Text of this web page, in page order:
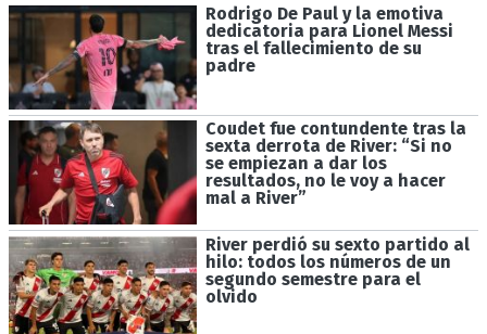
Rodrigo De Paul y la emotiva
dedicatoria para Lionel Messi
tras el fallecimiento de su
padre
Coudet fue contundente tras la
sexta derrota de River: “Si no
se empiezan a dar los
resultados, no le voy a hacer
mal a River”
River perdió su sexto partido al
hilo: todos los números de un
segundo semestre para el
olvido